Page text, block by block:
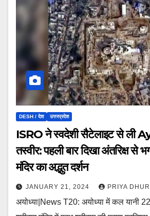
DESH / देश उत्तरप्रदेश
ISRO ने स्वदेशी सैटेलाइट से ली
तस्वीर: पहली बार दिखा अंतरिक्ष से
मंदिर का अद्भुत दर्शन
JANUARY 21, 2024 PRIYA
अयोध्या|News T20: अयोध्या में कल यानी